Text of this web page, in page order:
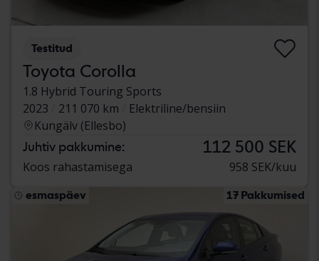
Testitud
Toyota Corolla
1.8 Hybrid Touring Sports
2023
211 070 km
Elektriline/bensiin
Kungälv (Ellesbo)
Juhtiv pakkumine: 112 500 SEK
Koos rahastamisega 958 SEK/kuu
esmaspäev 17 Pakkumised